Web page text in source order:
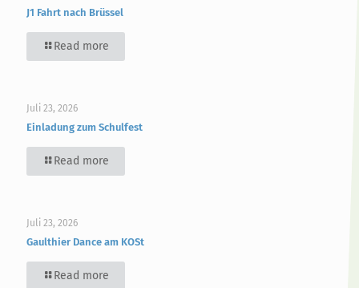
J1 Fahrt nach Brüssel
Read more
Juli 23, 2026
Einladung zum Schulfest
Read more
Juli 23, 2026
Gaulthier Dance am KOSt
Read more